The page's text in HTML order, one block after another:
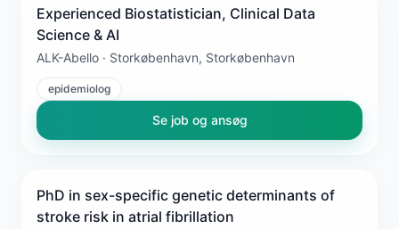
Experienced Biostatistician, Clinical Data
Science & AI
ALK-Abello · Storkøbenhavn, Storkøbenhavn
epidemiolog
Se job og ansøg
PhD in sex-specific genetic determinants of
stroke risk in atrial fibrillation